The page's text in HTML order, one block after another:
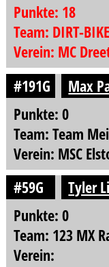
Punkte: 18
Team: DIRT-
Verein: MC
#191G
Max
Punkte: 0
Team: Team
Verein: MSC
#59G
Tyler
Punkte: 0
Team: 123 MX
Verein: